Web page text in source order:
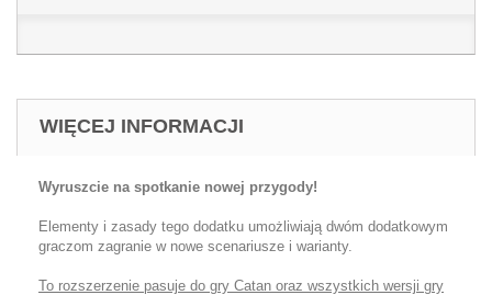
WIĘCEJ INFORMACJI
Wyruszcie na spotkanie nowej przygody!
Elementy i zasady tego dodatku umożliwiają dwóm dodatkowym
graczom zagranie w nowe scenariusze i warianty.
To rozszerzenie pasuje do gry Catan oraz wszystkich wersji gry